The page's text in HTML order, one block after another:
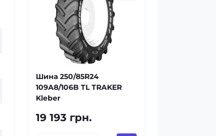
Шина 250/85R24
109A8/106B TL TRAKER
Kleber
19 193 грн.